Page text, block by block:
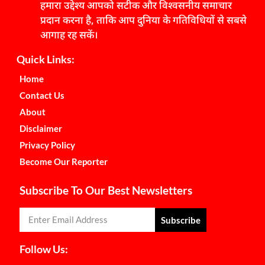
हमारा उद्देश्य आपको सटीक और विश्वसनीय समाचार
प्रदान करना है, ताकि आप दुनिया के गतिविधियों से सबसे
आगाह रह सकें।
Quick Links:
Home
Contact Us
About
Disclaimer
Privacy Policy
Become Our Reporter
Subscribe To Our Best Newsletters
Subscribe
Follow Us: